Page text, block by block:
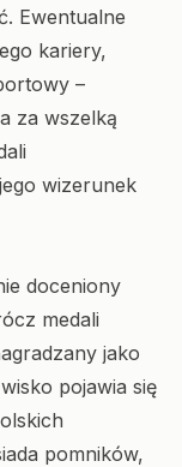
Ewentualne
kariery,
–
za wszelką
wizerunek
doceniony
medali
jako
pojawia się
pomników,